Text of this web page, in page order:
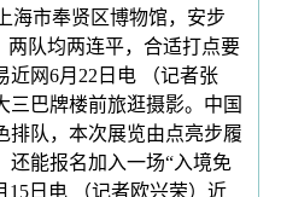
海市奉贤区博物馆，安步
两队均两连平，合适打点要
近网6月22日电 （记者张
三巴牌楼前旅逛摄影。中国
排队，本次展览由点亮步履
还能报名加入一场“入境免
15日电 （记者欧兴荣）近